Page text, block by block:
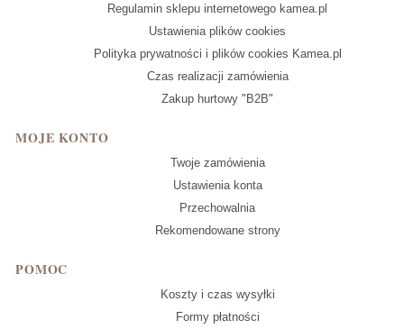
Regulamin sklepu internetowego kamea.pl
Ustawienia plików cookies
Polityka prywatności i plików cookies Kamea.pl
Czas realizacji zamówienia
Zakup hurtowy "B2B"
MOJE KONTO
Twoje zamówienia
Ustawienia konta
Przechowalnia
Rekomendowane strony
POMOC
Koszty i czas wysyłki
Formy płatności